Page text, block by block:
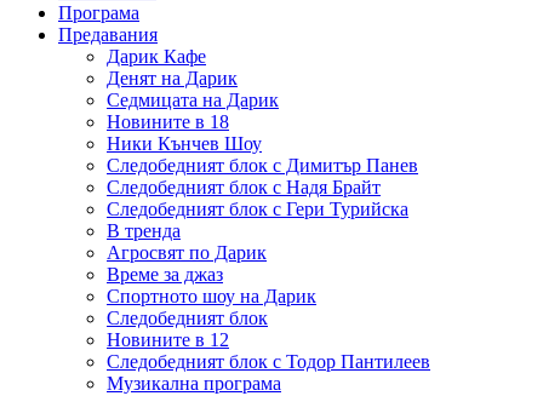
Програма
Предавания
Дарик Кафе
Денят на Дарик
Седмицата на Дарик
Новините в 18
Ники Кънчев Шоу
Следобедният блок с Димитър Панев
Следобедният блок с Надя Брайт
Следобедният блок с Гери Турийска
В тренда
Агросвят по Дарик
Време за джаз
Спортното шоу на Дарик
Следобедният блок
Новините в 12
Следобедният блок с Тодор Пантилеев
Музикална програма